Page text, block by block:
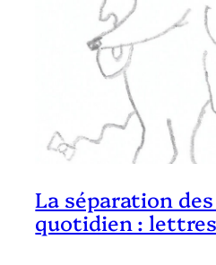
La séparation
quotidien : lettres